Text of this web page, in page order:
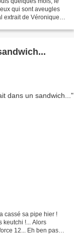
qui sont aveugles
extrait de Véronique
cassé sa pipe hier !
keutchi !... Alors
12... Eh ben pas